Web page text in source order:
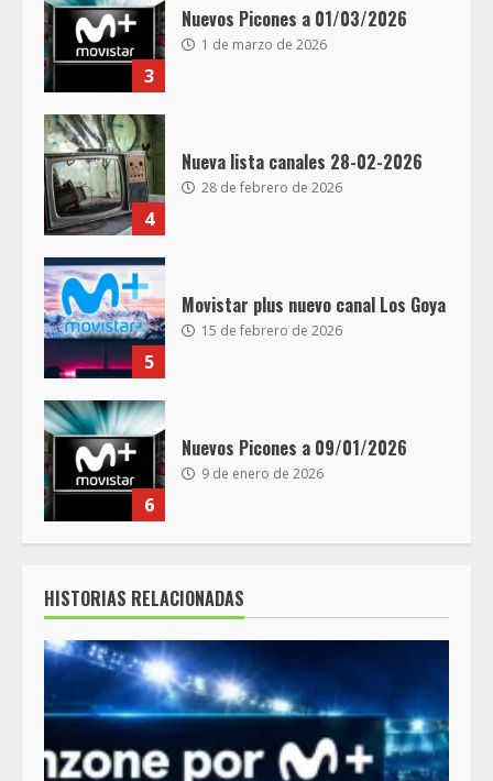
3
Nuevos Picones a 01/03/2026
1 de marzo de 2026
4
Nueva lista canales 28-02-2026
28 de febrero de 2026
5
Movistar plus nuevo canal Los Goya
15 de febrero de 2026
6
Nuevos Picones a 09/01/2026
9 de enero de 2026
HISTORIAS RELACIONADAS